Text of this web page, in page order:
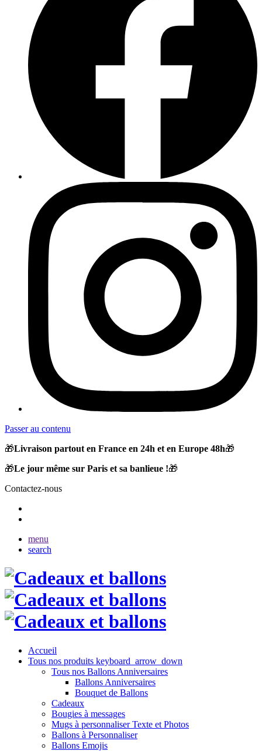
Passer au contenu
🎁Livraison partout en France en 24h et en Europe 48h🎁
🎁Le jour même sur Paris et sa banlieue !🎁
Contactez-nous
menu
search
Accueil
Tous nos produits keyboard_arrow_down
Tous nos Ballons Anniversaires
Ballons Anniversaires
Bouquet de Ballons
Cadeaux
Bougies à messages
Mugs à personnaliser Texte et Photos
Ballons à Personnaliser
Ballons Emojis